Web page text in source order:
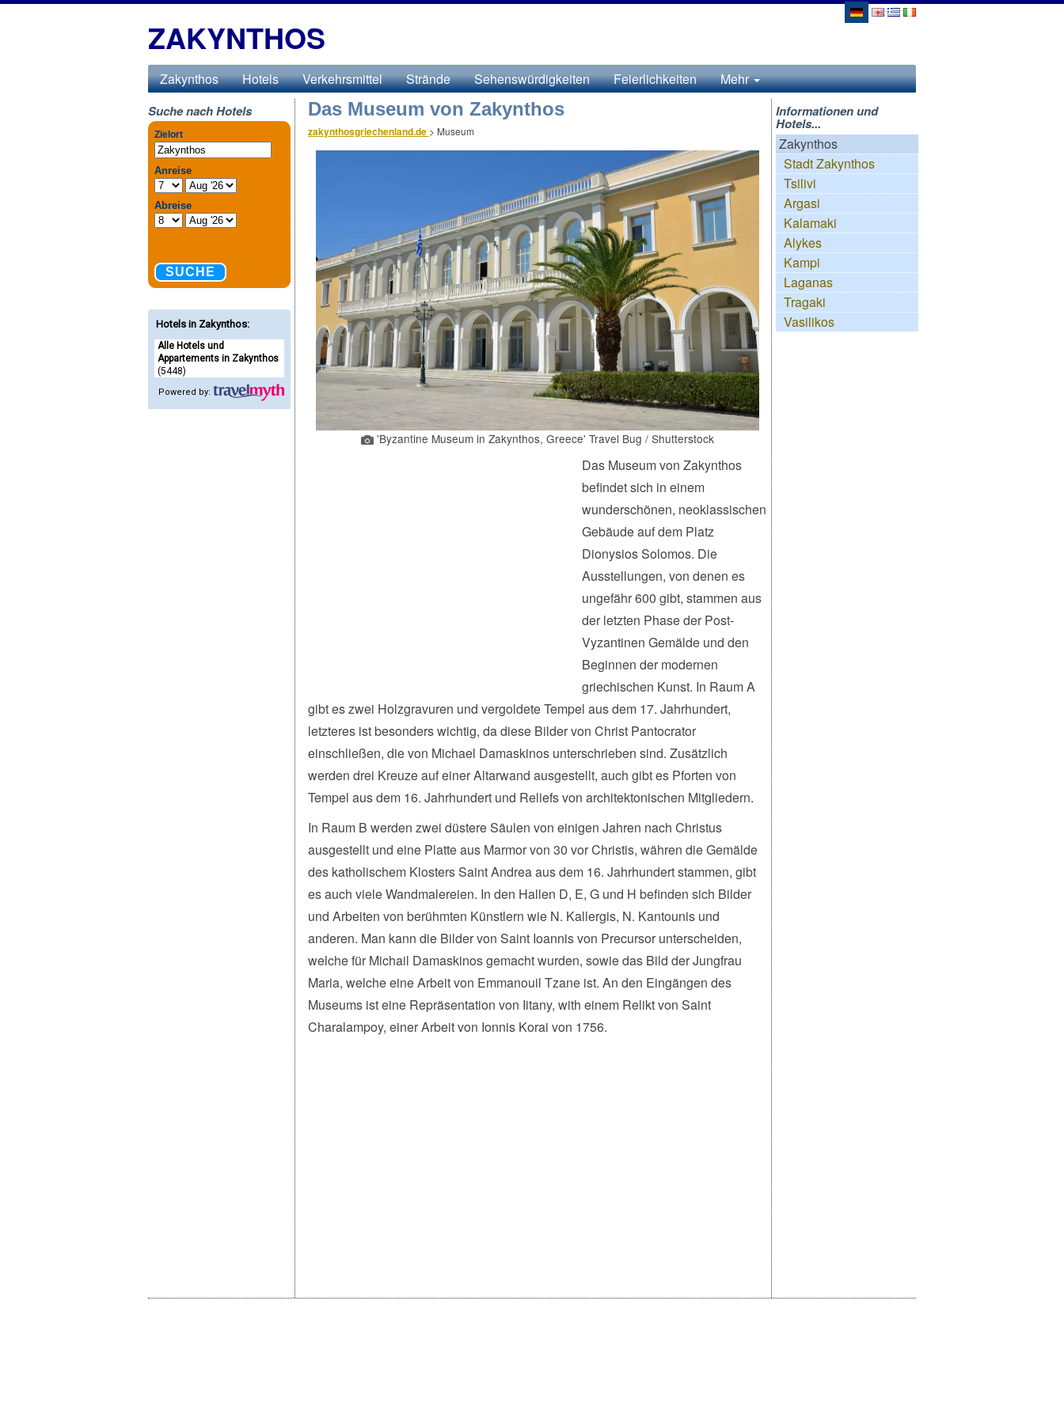
ZAKYNTHOS
Zakynthos Hotels Verkehrsmittel Strände Sehenswürdigkeiten Feierlichkeiten Mehr
Suche nach Hotels
Hotels in Zakynthos:
Alle Hotels und
Appartements in Zakynthos
(5448)
Powered by:
Das Museum von Zakynthos
zakynthosgriechenland.de > Museum
'Byzantine Museum in Zakynthos, Greece' Travel Bug / Shutterstock
Das Museum von Zakynthos
befindet sich in einem
wunderschönen, neoklassischen
Gebäude auf dem Platz
Dionysios Solomos. Die
Ausstellungen, von denen es
ungefähr 600 gibt, stammen aus
der letzten Phase der Post-
Vyzantinen Gemälde und den
Beginnen der modernen
griechischen Kunst. In Raum A
gibt es zwei Holzgravuren und vergoldete Tempel aus dem 17. Jahrhundert,
letzteres ist besonders wichtig, da diese Bilder von Christ Pantocrator
einschließen, die von Michael Damaskinos unterschrieben sind. Zusätzlich
werden drei Kreuze auf einer Altarwand ausgestellt, auch gibt es Pforten von
Tempel aus dem 16. Jahrhundert und Reliefs von architektonischen Mitgliedern.
In Raum B werden zwei düstere Säulen von einigen Jahren nach Christus
ausgestellt und eine Platte aus Marmor von 30 vor Christis, währen die Gemälde
des katholischem Klosters Saint Andrea aus dem 16. Jahrhundert stammen, gibt
es auch viele Wandmalereien. In den Hallen D, E, G und H befinden sich Bilder
und Arbeiten von berühmten Künstlern wie N. Kallergis, N. Kantounis und
anderen. Man kann die Bilder von Saint Ioannis von Precursor unterscheiden,
welche für Michail Damaskinos gemacht wurden, sowie das Bild der Jungfrau
Maria, welche eine Arbeit von Emmanouil Tzane ist. An den Eingängen des
Museums ist eine Repräsentation von Iitany, with einem Relikt von Saint
Charalampoy, einer Arbeit von Ionnis Korai von 1756.
Informationen und
Hotels...
Zakynthos
Stadt Zakynthos
Tsilivi
Argasi
Kalamaki
Alykes
Kampi
Laganas
Tragaki
Vasilikos